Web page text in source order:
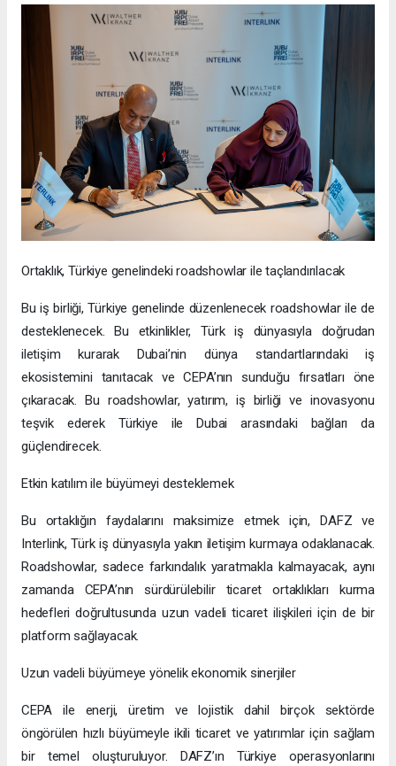
Ortaklık, Türkiye genelindeki roadshowlar ile taçlandırılacak
Bu iş birliği, Türkiye genelinde düzenlenecek roadshowlar ile de
desteklenecek. Bu etkinlikler, Türk iş dünyasıyla doğrudan
iletişim kurarak Dubai’nin dünya standartlarındaki iş
ekosistemini tanıtacak ve CEPA’nın sunduğu fırsatları öne
çıkaracak. Bu roadshowlar, yatırım, iş birliği ve inovasyonu
teşvik ederek Türkiye ile Dubai arasındaki bağları da
güçlendirecek.
Etkin katılım ile büyümeyi desteklemek
Bu ortaklığın faydalarını maksimize etmek için, DAFZ ve
Interlink, Türk iş dünyasıyla yakın iletişim kurmaya odaklanacak.
Roadshowlar, sadece farkındalık yaratmakla kalmayacak, aynı
zamanda CEPA’nın sürdürülebilir ticaret ortaklıkları kurma
hedefleri doğrultusunda uzun vadeli ticaret ilişkileri için de bir
platform sağlayacak.
Uzun vadeli büyümeye yönelik ekonomik sinerjiler
CEPA ile enerji, üretim ve lojistik dahil birçok sektörde
öngörülen hızlı büyümeyle ikili ticaret ve yatırımlar için sağlam
bir temel oluşturuluyor. DAFZ’ın Türkiye operasyonlarını